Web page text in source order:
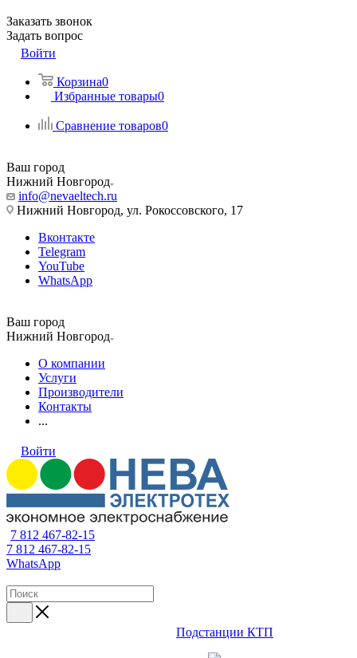
Заказать звонок
Задать вопрос
Войти
Корзина0
Избранные товары0
Сравнение товаров0
Ваш город
Нижний Новгород
info@nevaeltech.ru
Нижний Новгород, ул. Рокоссовского, 17
Вконтакте
Telegram
YouTube
WhatsApp
Ваш город
Нижний Новгород
О компании
Услуги
Производители
Контакты
...
Войти
7 812 467-82-15
7 812 467-82-15
WhatsApp
Подстанции КТП